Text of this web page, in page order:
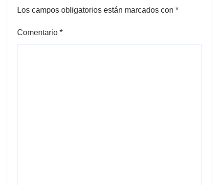
Los campos obligatorios están marcados con *
Comentario *